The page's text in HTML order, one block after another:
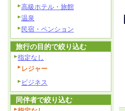
高級ホテル・旅館
温泉
民宿・ペンション
旅行の目的で絞り込む
指定なし
レジャー
ビジネス
同伴者で絞り込む